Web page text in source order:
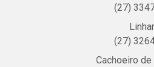
(27)
(27)
Cachoeiro